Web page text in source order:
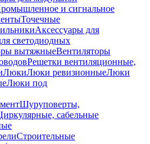
и сигнальное
Точечные
Аксессуары для
светодиодных
вытяжныеВентиляторы
Решетки вентиляционные,
ЛюкиЛюки ревизионныеЛюки
Люки под
Шуруповерты,
сабельные
Строительные